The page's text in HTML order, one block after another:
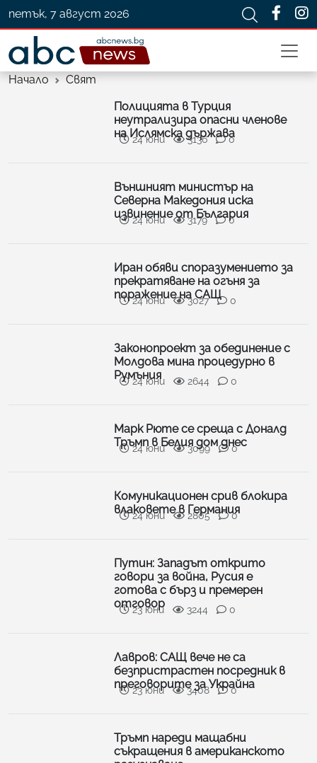
петък, 7 август 2026
Начало
Свят
Полицията в Турция
неутрализира опасни членове
на Ислямска държава
24 юни 3136 0
Външният министър на
Северна Македония иска
извинение от България
24 юни 3179 0
Иран обяви споразумението за
прекратяване на огъня за
поражение на САЩ
24 юни 3027 0
Законопроект за обединение с
Молдова мина процедурно в
Румъния
24 юни 2644 0
Марк Рюте се среща с Доналд
Тръмп в Белия дом днес
24 юни 3099 0
Комуникационен срив блокира
влаковете в Германия
24 юни 2805 0
Путин: Западът открито
говори за война, Русия е
готова с бърз и премерен
отговор
23 юни 3244 0
Лавров: САЩ вече не са
безпристрастен посредник в
преговорите за Украйна
23 юни 3408 0
Тръмп нареди мащабни
съкращения в американското